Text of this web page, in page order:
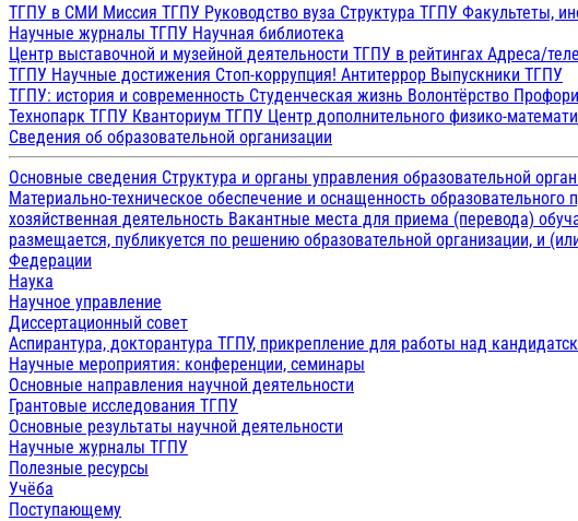
ТГПУ в СМИ Миссия ТГПУ Руководство вуза Структура ТГПУ Факультеты,
Научные журналы ТГПУ Научная библиотека
Центр выставочной и музейной деятельности ТГПУ в рейтингах Адреса/
ТГПУ Научные достижения Стоп-коррупция! Антитеррор Выпускники ТГПУ
ТГПУ: история и современность Студенческая жизнь Волонтёрство
Технопарк ТГПУ Кванториум ТГПУ Центр дополнительного физико-
Сведения об образовательной организации
Основные сведения Структура и органы управления образовательной
Материально-техническое обеспечение и оснащенность образовательного
хозяйственная деятельность Вакантные места для приема (перевода)
размещается, публикуется по решению образовательной организации, и
Федерации
Наука
Научное управление
Диссертационный совет
Аспирантура, докторантура ТГПУ, прикрепление для работы над
Научные мероприятия: конференции, семинары
Основные направления научной деятельности
Грантовые исследования ТГПУ
Основные результаты научной деятельности
Научные журналы ТГПУ
Полезные ресурсы
Учёба
Поступающему